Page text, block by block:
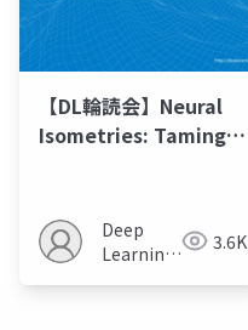
【DL輪読会】Neural
Isometries: Taming
Deep
Learning
3.6K